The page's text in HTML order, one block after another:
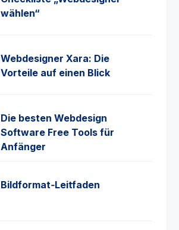
wählen“
Webdesigner Xara: Die
Vorteile auf einen Blick
Die besten Webdesign
Software Free Tools für
Anfänger
Bildformat‑Leitfaden